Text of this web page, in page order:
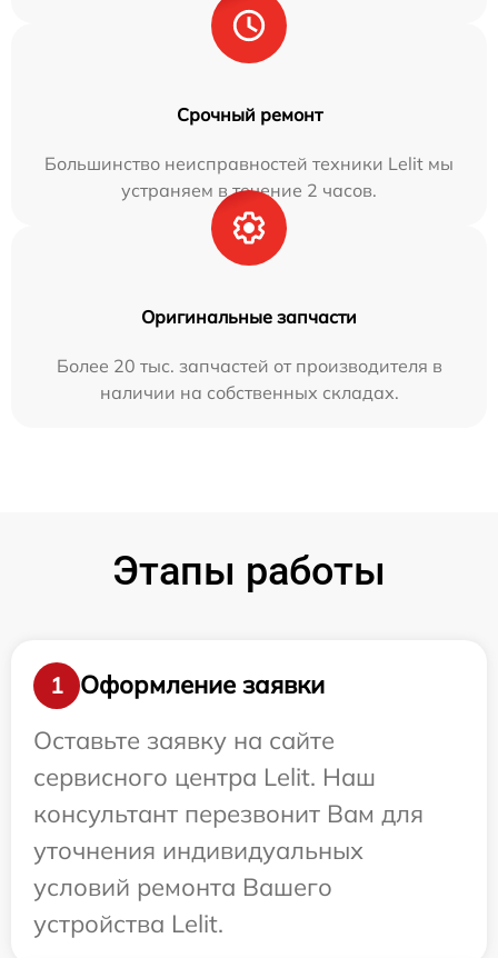
Срочный ремонт
Большинство неисправностей техники Lelit мы
устраняем в течение 2 часов.
Оригинальные запчасти
Более 20 тыс. запчастей от производителя в
наличии на собственных складах.
Этапы работы
1
Оформление заявки
Оставьте заявку на сайте
сервисного центра Lelit. Наш
консультант перезвонит Вам для
уточнения индивидуальных
условий ремонта Вашего
устройства Lelit.